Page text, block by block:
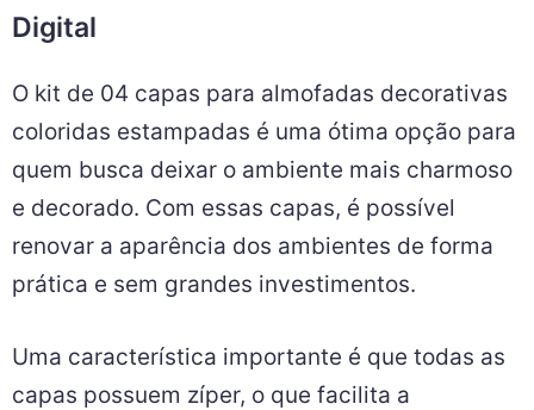
Digital
O kit de 04 capas para almofadas decorativas
coloridas estampadas é uma ótima opção para
quem busca deixar o ambiente mais charmoso
e decorado. Com essas capas, é possível
renovar a aparência dos ambientes de forma
prática e sem grandes investimentos.
Uma característica importante é que todas as
capas possuem zíper, o que facilita a